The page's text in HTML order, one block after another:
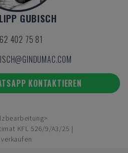
GUBISCH
402 75 81
KONTAKTIEREN
KFL 526/9/A3/25 |